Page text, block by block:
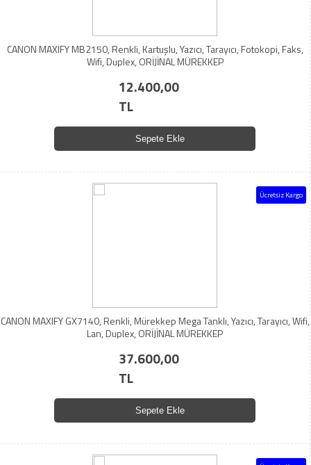
CANON MAXIFY MB2150, Renkli, Kartuşlu, Yazıcı, Tarayıcı, Fotokopi, Faks,
Wifi, Duplex, ORİJİNAL MÜREKKEP
12.400,00
TL
Sepete Ekle
Ücretsiz Kargo
CANON MAXIFY GX7140, Renkli, Mürekkep Mega Tanklı, Yazıcı, Tarayıcı, Wifi,
Lan, Duplex, ORİJİNAL MÜREKKEP
37.600,00
TL
Sepete Ekle